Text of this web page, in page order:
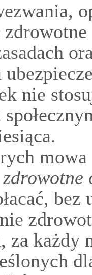
nie
mowa
bez
za każdy